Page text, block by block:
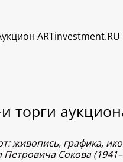
ARTinvestment.RU
торги
живопись, графика,
Петровича Сокова